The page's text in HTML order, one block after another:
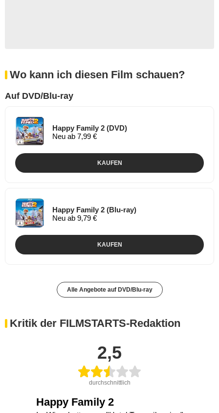
Wo kann ich diesen Film schauen?
Auf DVD/Blu-ray
Happy Family 2 (DVD)
Neu ab 7,99 €
KAUFEN
Happy Family 2 (Blu-ray)
Neu ab 9,79 €
KAUFEN
Alle Angebote auf DVD/Blu-ray
Kritik der FILMSTARTS-Redaktion
2,5
durchschnittlich
Happy Family 2